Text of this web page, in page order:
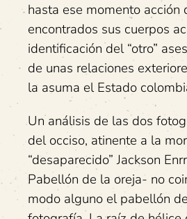
hasta ese momento
encontrados sus cuerpos
identificación del “otro”
de unas relaciones
la asuma el Estado
Un análisis de las dos
del occiso, atinente a la
“desaparecido” Jackson
Pabellón de la oreja- no
modo alguno el pabellón